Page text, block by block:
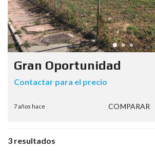
Gran Oportunidad
Contactar para el precio
7 años hace COMPARAR
3 resultados